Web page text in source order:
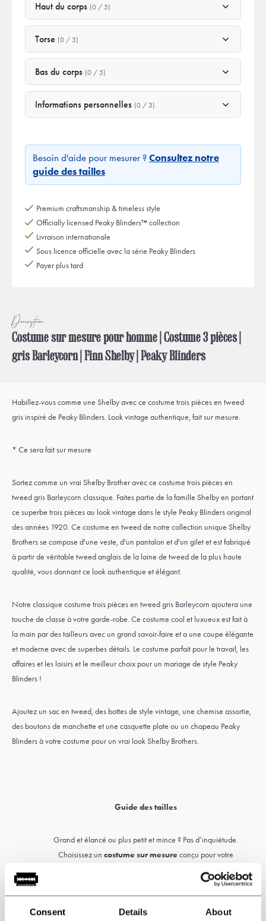
Consent Details About
Haut du corps (0 / 5)
Torse (0 / 3)
Bas du corps (0 / 5)
Informations personnelles (0 / 3)
Besoin d'aide pour mesurer ? Consultez notre
guide des tailles
Premium craftsmanship & timeless style
Officially licensed Peaky Blinders™ collection
Livraison internationale
Sous licence officielle avec la série Peaky Blinders
Payer plus tard
Description
Costume sur mesure pour homme | Costume 3 pièces |
gris Barleycorn | Finn Shelby | Peaky Blinders
Habillez-vous comme une Shelby avec ce costume trois pièces en tweed
gris inspiré de Peaky Blinders. Look vintage authentique, fait sur mesure.
* Ce sera fait sur mesure
Sortez comme un vrai Shelby Brother avec ce costume trois pièces en
tweed gris Barleycorn classique. Faites partie de la famille Shelby en portant
ce superbe trois pièces au look vintage dans le style Peaky Blinders original
des années 1920. Ce costume en tweed de notre collection unique Shelby
Brothers se compose d'une veste, d'un pantalon et d'un gilet et est fabriqué
à partir de véritable tweed anglais de la laine de tweed de la plus haute
qualité, vous donnant ce look authentique et élégant.
Notre classique costume trois pièces en tweed gris Barleycorn ajoutera une
touche de classe à votre garde-robe. Ce costume cool et luxueux est fait à
la main par des tailleurs avec un grand savoir-faire et a une coupe élégante
et moderne avec de superbes détails. Le costume parfait pour le travail, les
affaires et les loisirs et le meilleur choix pour un mariage de style Peaky
Blinders !
Ajoutez un sac en tweed, des bottes de style vintage, une chemise assortie,
des boutons de manchette et une casquette plate ou un chapeau Peaky
Blinders à votre costume pour un vrai look Shelby Brothers.
Guide des tailles
Grand et élancé ou plus petit et mince ? Pas d’inquiétude.
Choisissez un costume sur mesureconçu pour votre
prendre vos mensurations avec précision. Veuillez indiquer toutes